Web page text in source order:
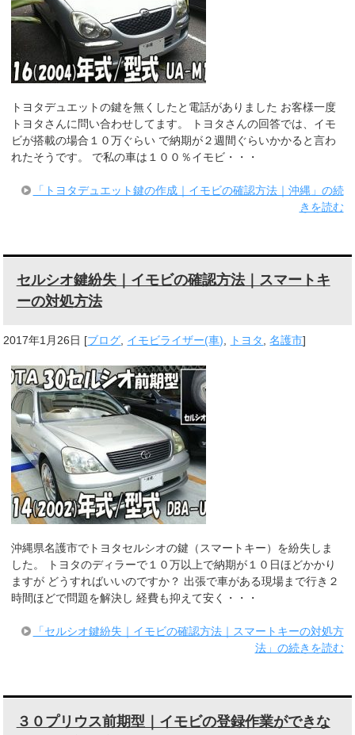
トヨタデュエットの鍵を無くしたと電話がありました お客様一度
トヨタさんに問い合わせしてます。 トヨタさんの回答では、イモ
ビが搭載の場合１０万ぐらい で納期が２週間ぐらいかかると言わ
れたそうです。 で私の車は１００％イモビ・・・
「トヨタデュエット鍵の作成｜イモビの確認方法｜沖縄」の続
きを読む
セルシオ鍵紛失｜イモビの確認方法｜スマートキ
ーの対処方法
2017年1月26日 [ブログ, イモビライザー(車), トヨタ,名護市]
沖縄県名護市でトヨタセルシオの鍵（スマートキー）を紛失しま
した。 トヨタのディラーで１０万以上で納期が１０日ほどかかり
ますが どうすればいいのですか？ 出張で車がある現場まで行き２
時間ほどで問題を解決し 経費も抑えて安く・・・
「セルシオ鍵紛失｜イモビの確認方法｜スマートキーの対処方
法」の続きを読む
３０プリウス前期型｜イモビの登録作業ができな